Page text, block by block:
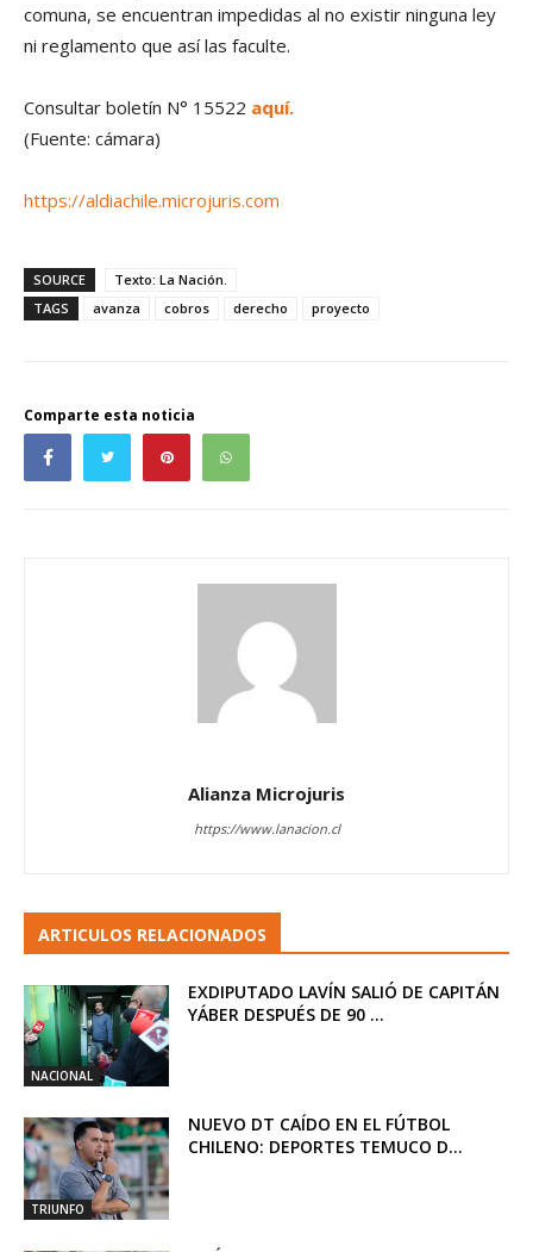
comuna, se encuentran impedidas al no existir ninguna ley
ni reglamento que así las faculte.
Consultar boletín N° 15522 aquí.
(Fuente: cámara)
https://aldiachile.microjuris.com
SOURCE
Texto: La Nación.
TAGS
avanza cobros derecho proyecto
Comparte esta noticia
Alianza Microjuris
https://www.lanacion.cl
ARTICULOS RELACIONADOS
NACIONAL
EXDIPUTADO LAVÍN SALIÓ DE CAPITÁN
YÁBER DESPUÉS DE 90 ...
TRIUNFO
NUEVO DT CAÍDO EN EL FÚTBOL
CHILENO: DEPORTES TEMUCO D...